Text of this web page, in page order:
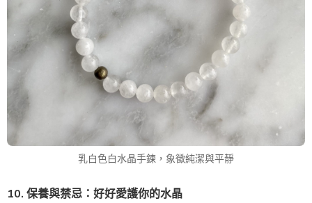
乳白色白水晶手鍊，象徵純潔與平靜
10. 保養與禁忌：好好愛護你的水晶